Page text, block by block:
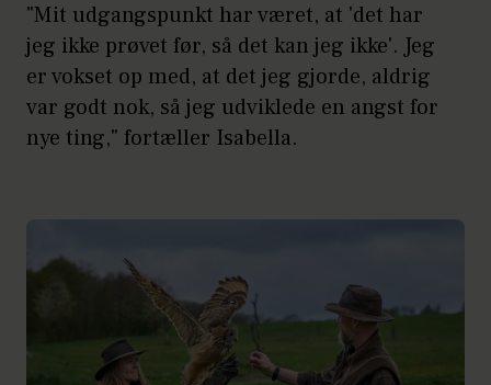
"Mit udgangspunkt har været, at 'det har
jeg ikke prøvet før, så det kan jeg ikke'. Jeg
er vokset op med, at det jeg gjorde, aldrig
var godt nok, så jeg udviklede en angst for
nye ting," fortæller Isabella.